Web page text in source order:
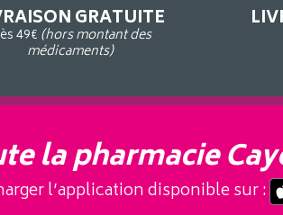
GRATUITE
49€ (hors montant des
médicaments)
la pharmacie
l’application disponible sur :